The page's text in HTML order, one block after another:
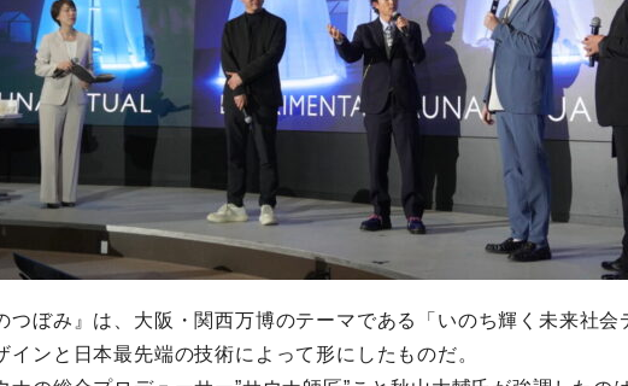
つぼみ』は、大阪・関西万博のテーマである「いのち輝く未来社会
インと日本最先端の技術によって形にしたものだ。